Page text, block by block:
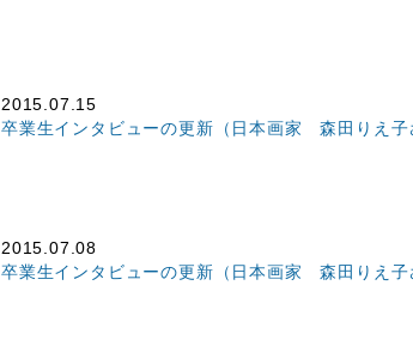
2015.07.15
卒業生インタビューの更新（日本画家 森田りえ子
2015.07.08
卒業生インタビューの更新（日本画家 森田りえ子